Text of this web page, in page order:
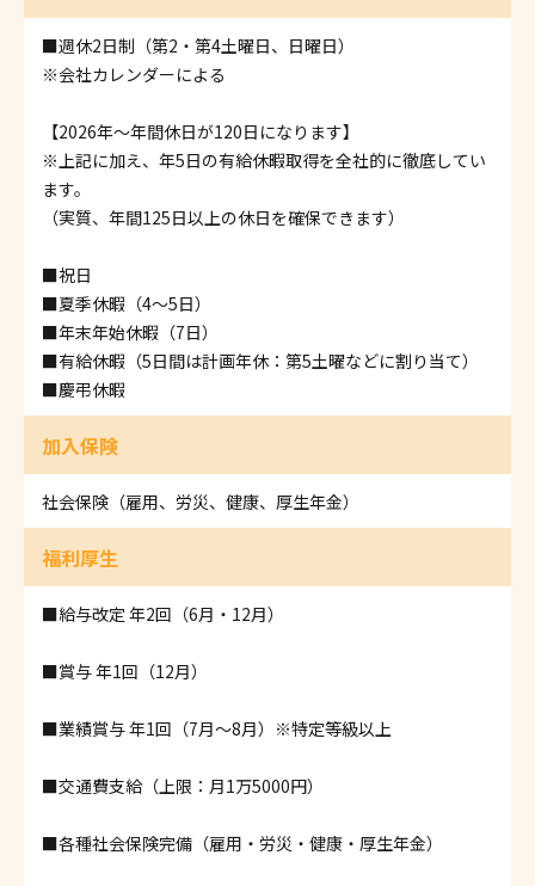
■週休2日制（第2・第4土曜日、日曜日）
※会社カレンダーによる
【2026年～年間休日が120日になります】
※上記に加え、年5日の有給休暇取得を全社的に徹底してい
ます。
（実質、年間125日以上の休日を確保できます）
■祝日
■夏季休暇（4～5日）
■年末年始休暇（7日）
■有給休暇（5日間は計画年休：第5土曜などに割り当て）
■慶弔休暇
加入保険
社会保険（雇用、労災、健康、厚生年金）
福利厚生
■給与改定 年2回（6月・12月）
■賞与 年1回（12月）
■業績賞与 年1回（7月～8月）※特定等級以上
■交通費支給（上限：月1万5000円）
■各種社会保険完備（雇用・労災・健康・厚生年金）